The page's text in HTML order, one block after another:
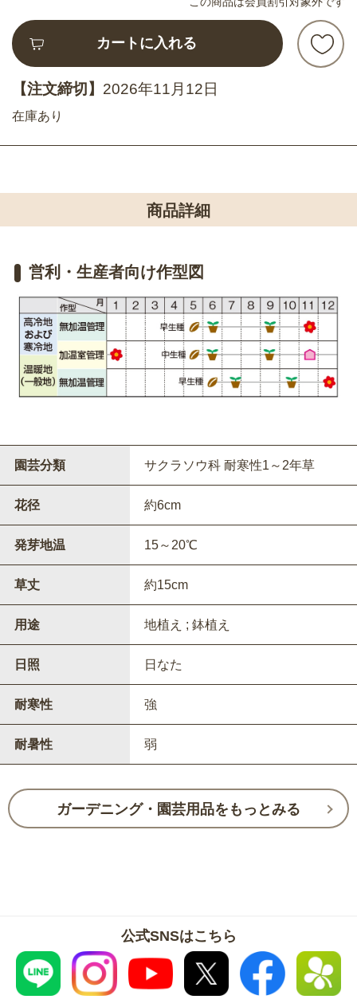
カートに入れる
【注文締切】 2026年11月12日
在庫あり
商品詳細
営利・生産者向け作型図
園芸分類 サクラソウ科 耐寒性1～2年草
花径 約6cm
発芽地温 15～20℃
草丈 約15cm
用途 地植え ; 鉢植え
日照 日なた
耐寒性 強
耐暑性 弱
ガーデニング・園芸用品をもっとみる
公式SNSはこちら